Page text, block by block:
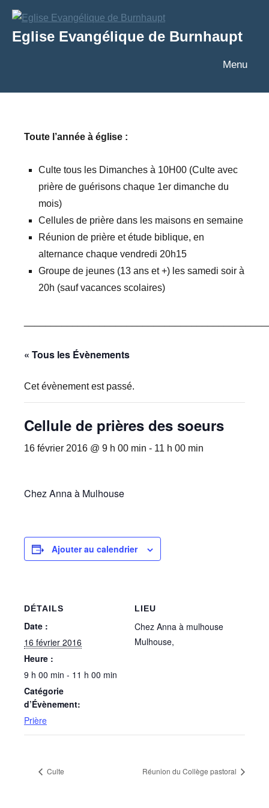
Aller
contenu
Eglise Evangélique de Burnhaupt
Texte
Menu
Toute l’année à église :
Culte tous les Dimanches à 10H00 (Culte avec
prière de guérisons chaque 1er dimanche du
mois)
Cellules de prière dans les maisons en semaine
Réunion de prière et étude biblique, en
alternance chaque vendredi 20h15
Groupe de jeunes (13 ans et +) les samedi soir à
20h (sauf vacances scolaires)
« Tous les Évènements
Cet évènement est passé.
Cellule de prières des soeurs
16 février 2016 @ 9 h 00 min - 11 h 00 min
Chez Anna à Mulhouse
Ajouter au calendrier
DÉTAILS
Date :
16 février 2016
Heure :
9 h 00 min - 11 h 00 min
Catégorie
d’Évènement:
Prière
LIEU
Chez Anna à mulhouse
Mulhouse,
Culte Réunion du Collège pastoral